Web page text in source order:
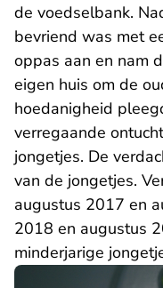
de voedselbank.
bevriend was met
oppas aan en nam
eigen huis om de
hoedanigheid
verregaande
jongetjes. De
van de jongetjes.
augustus 2017 en
2018 en augustus
minderjarige